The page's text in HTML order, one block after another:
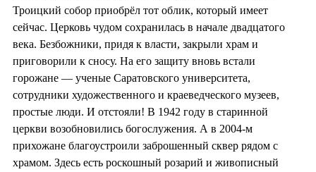
Троицкий собор приобрёл тот облик, который имеет
сейчас. Церковь чудом сохранилась в начале двадцатого
века. Безбожники, придя к власти, закрыли храм и
приговорили к сносу. На его защиту вновь встали
горожане — ученые Саратовского университета,
сотрудники художественного и краеведческого музеев,
простые люди. И отстояли! В 1942 году в старинной
церкви возобновились богослужения. А в 2004-м
прихожане благоустроили заброшенный сквер рядом с
храмом. Здесь есть роскошный розарий и живописный